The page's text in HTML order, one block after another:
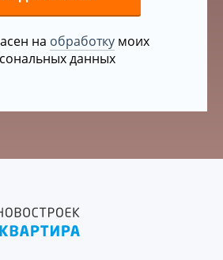
на обработкумоих
данных